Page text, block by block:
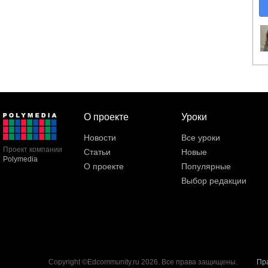
Проект компании
Polymedia
О проекте
Новости
Статьи
О проекте
Уроки
Все уроки
Новые
Популярные
Выбор редакции
Copyright ©Edcommunity.ru 2026. Все права защищены.